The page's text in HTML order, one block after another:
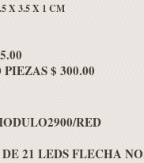
X 3.5 X 1 CM
$ 300.00
RED
21 LEDS FLECHA